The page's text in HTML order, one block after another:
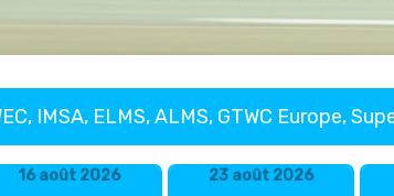
IMSA, ELMS, ALMS, GTWC Europe,
16 août 2026 23 août 2026